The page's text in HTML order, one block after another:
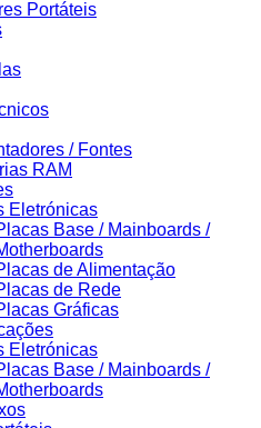
Portáteis
/ Fontes
RAM
Eletrónicas
Base / Mainboards /
de Alimentação
de Rede
Gráficas
Eletrónicas
Base / Mainboards /